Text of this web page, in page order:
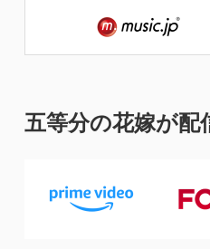
五等分の花嫁が